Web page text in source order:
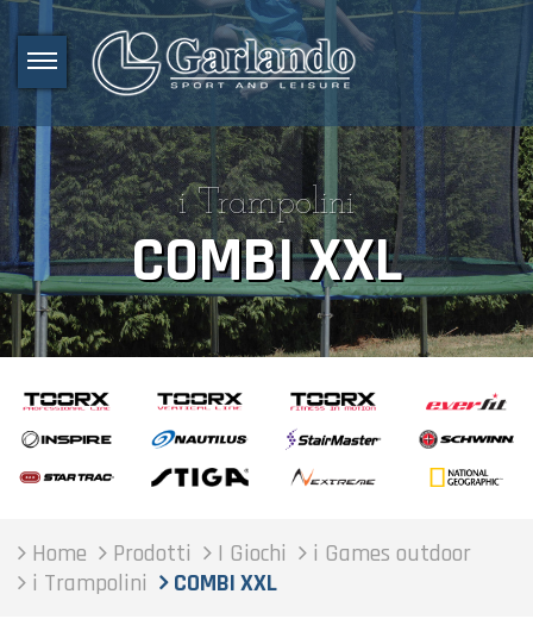
i Trampolini
COMBI XXL
Home Prodotti I Giochi
i Games outdoor
i Trampolini
COMBI XXL